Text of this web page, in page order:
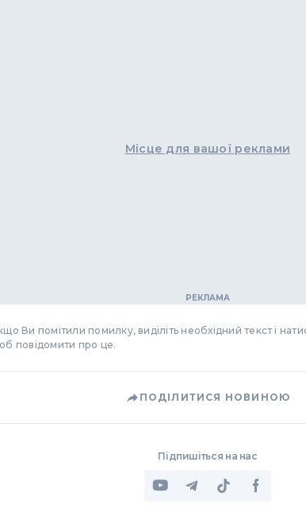
Місце для вашої реклами
Ви помітили помилку, виділіть необхідний текст і
повідомити про це.
ПОДІЛИТИСЯ НОВИНОЮ
Підпишіться на нас